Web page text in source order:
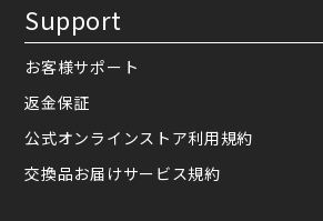
Support
お客様サポート
返金保証
公式オンラインストア利用規約
交換品お届けサービス規約